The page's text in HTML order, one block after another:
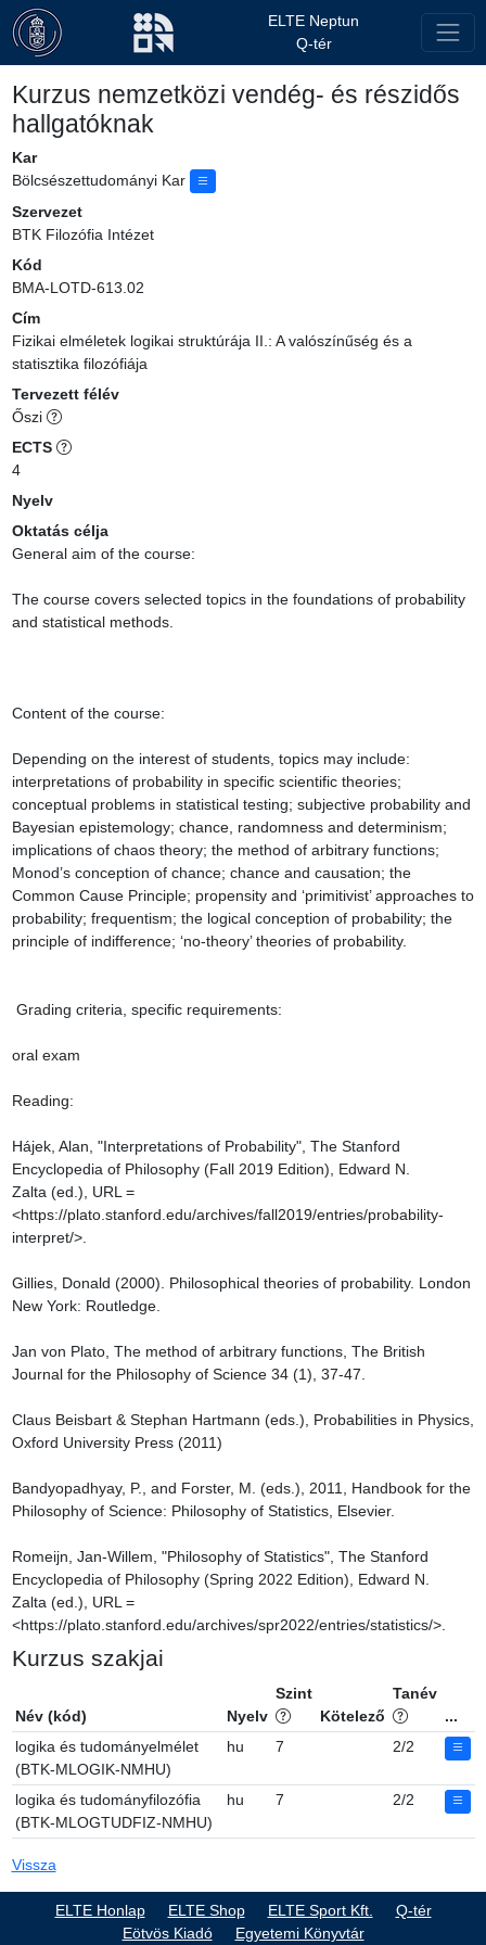
ELTE Neptun
Q-tér
Kurzus nemzetközi vendég- és részidős
hallgatóknak
Kar
Bölcsészettudományi Kar
Szervezet
BTK Filozófia Intézet
Kód
BMA-LOTD-613.02
Cím
Fizikai elméletek logikai struktúrája II.: A valószínűség és a
statisztika filozófiája
Tervezett félév
Őszi
ECTS
4
Nyelv
Oktatás célja
General aim of the course:
The course covers selected topics in the foundations of probability
and statistical methods.
Content of the course:
Depending on the interest of students, topics may include:
interpretations of probability in specific scientific theories;
conceptual problems in statistical testing; subjective probability and
Bayesian epistemology; chance, randomness and determinism;
implications of chaos theory; the method of arbitrary functions;
Monod’s conception of chance; chance and causation; the
Common Cause Principle; propensity and ‘primitivist’ approaches to
probability; frequentism; the logical conception of probability; the
principle of indifference; ‘no-theory’ theories of probability.
oral exam
Reading:
Hájek, Alan, "Interpretations of Probability", The Stanford
Encyclopedia of Philosophy (Fall 2019 Edition), Edward N.
Zalta (ed.), URL =
<https://plato.stanford.edu/archives/fall2019/entries/probability-
interpret/>.
Gillies, Donald (2000). Philosophical theories of probability. London
New York: Routledge.
Jan von Plato, The method of arbitrary functions, The British
Journal for the Philosophy of Science 34 (1), 37-47.
Claus Beisbart & Stephan Hartmann (eds.), Probabilities in Physics,
Oxford University Press (2011)
Bandyopadhyay, P., and Forster, M. (eds.), 2011, Handbook for the
Philosophy of Science: Philosophy of Statistics, Elsevier.
Romeijn, Jan-Willem, "Philosophy of Statistics", The Stanford
Encyclopedia of Philosophy (Spring 2022 Edition), Edward N.
Zalta (ed.), URL =
<https://plato.stanford.edu/archives/spr2022/entries/statistics/>.
Kurzus szakjai
Név (kód) Nyelv
Szint
Kötelező
Tanév
...
logika és tudományelmélet
(BTK-MLOGIK-NMHU)
hu 7 2/2
logika és tudományfilozófia
(BTK-MLOGTUDFIZ-NMHU)
hu 7 2/2
Vissza
ELTE Honlap ELTE Shop ELTE Sport Kft.
Q-tér
Eötvös Kiadó
Egyetemi Könyvtár